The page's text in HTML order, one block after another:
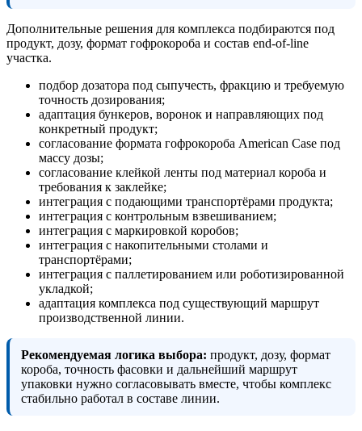
Дополнительные решения для комплекса подбираются под
продукт, дозу, формат гофрокороба и состав end-of-line
участка.
подбор дозатора под сыпучесть, фракцию и требуемую
точность дозирования;
адаптация бункеров, воронок и направляющих под
конкретный продукт;
согласование формата гофрокороба American Case под
массу дозы;
согласование клейкой ленты под материал короба и
требования к заклейке;
интеграция с подающими транспортёрами продукта;
интеграция с контрольным взвешиванием;
интеграция с маркировкой коробов;
интеграция с накопительными столами и
транспортёрами;
интеграция с паллетированием или роботизированной
укладкой;
адаптация комплекса под существующий маршрут
производственной линии.
Рекомендуемая логика выбора: продукт, дозу, формат
короба, точность фасовки и дальнейший маршрут
упаковки нужно согласовывать вместе, чтобы комплекс
стабильно работал в составе линии.